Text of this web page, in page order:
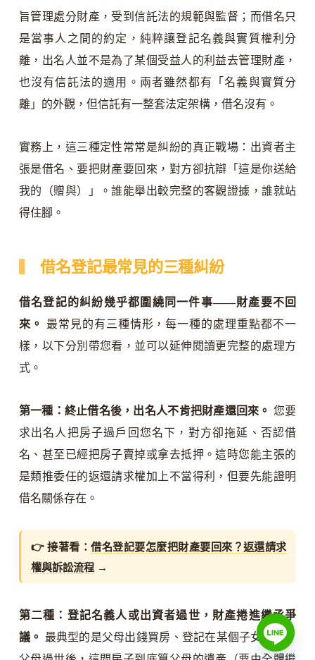
旨管理處分財產，受到信託法的規範與監督；而借名只
是當事人之間的約定，純粹讓登記名義與實質權利分
離，出名人並不是為了某個受益人的利益去管理財產，
也沒有信託法的適用。兩者雖然都有「名義與實質分
離」的外觀，但信託有一整套法定架構，借名沒有。
實務上，這三種定性常常是糾紛的真正戰場：出資者主
張是借名、要把財產要回來，對方卻抗辯「這是你送給
我的（贈與）」。誰能舉出較完整的客觀證據，誰就站
得住腳。
借名登記最常見的三種糾紛
借名登記的糾紛幾乎都圍繞同一件事——財產要不回
來。
最常見的有三種情形，每一種的處理重點都不一
樣，以下分別帶您看，並可以延伸閱讀更完整的處理方
式。
第一種：終止借名後，出名人不肯把財產還回來。 您要
求出名人把房子過戶回您名下，對方卻拖延、否認借
名、甚至已經把房子賣掉或拿去抵押。這時您能主張的
是類推委任的返還請求權加上不當得利，但要先能證明
借名關係存在。
👉 接著看：借名登記要怎麼把財產要回來？返還請求
權與訴訟流程→
第二種：登記名義人或出資者過世，財產捲進繼承爭
議。
最典型的是父母出錢買房、登記在某個子女名下，